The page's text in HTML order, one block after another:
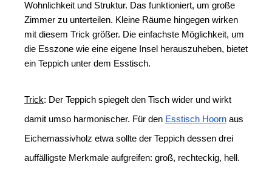
Wohnlichkeit und Struktur. Das funktioniert, um große
Zimmer zu unterteilen. Kleine Räume hingegen wirken
mit diesem Trick größer. Die einfachste Möglichkeit, um
die Esszone wie eine eigene Insel herauszuheben, bietet
ein Teppich unter dem Esstisch.
Trick: Der Teppich spiegelt den Tisch wider und wirkt
damit umso harmonischer. Für den Esstisch Hoorn aus
Eichemassivholz etwa sollte der Teppich dessen drei
auffälligste Merkmale aufgreifen: groß, rechteckig, hell.